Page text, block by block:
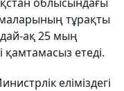
тұрақты
ақ 25 мың
қамтамасыз етеді.
еліміздегі